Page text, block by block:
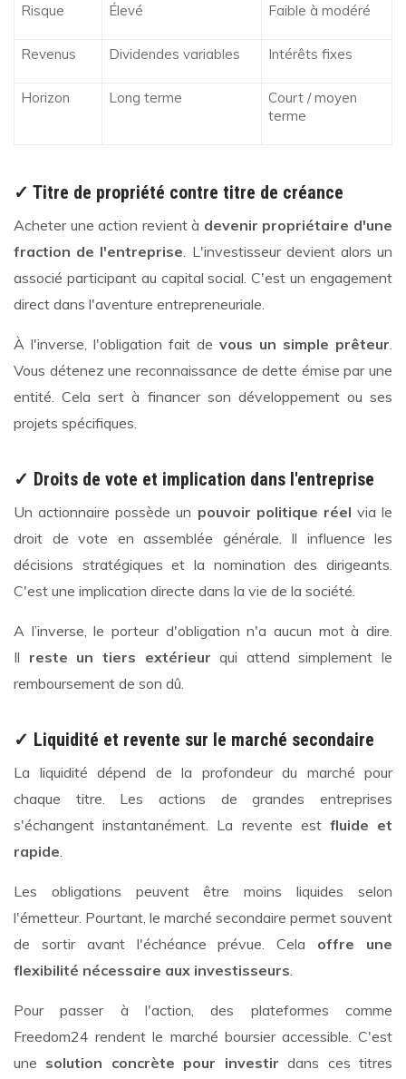
Risque Élevé Faible à modéré
Revenus Dividendes variables Intérêts fixes
Horizon Long terme
Court / moyen
terme
✓ Titre de propriété contre titre de créance
Acheter une action revient à devenir propriétaire d'une
fraction de l'entreprise . L'investisseur devient alors un
associé participant au capital social. C'est un engagement
direct dans l'aventure entrepreneuriale.
À l'inverse, l'obligation fait de vous un simple prêteur
Vous détenez une reconnaissance de dette émise par une
entité. Cela sert à financer son développement ou ses
projets spécifiques.
✓ Droits de vote et implication dans l'entreprise
Un actionnaire possède un pouvoir politique réel via le
droit de vote en assemblée générale. Il influence les
décisions stratégiques et la nomination des dirigeants.
C'est une implication directe dans la vie de la société.
A l’inverse, le porteur d'obligation n'a aucun mot à dire.
Il reste un tiers extérieur qui attend simplement le
remboursement de son dû.
✓ Liquidité et revente sur le marché secondaire
La liquidité dépend de la profondeur du marché pour
chaque titre. Les actions de grandes entreprises
s'échangent instantanément. La revente est fluide et
rapide
Les obligations peuvent être moins liquides selon
l'émetteur. Pourtant, le marché secondaire permet souvent
de sortir avant l'échéance prévue. Cela offre une
flexibilité nécessaire aux investisseurs
Pour passer à l'action, des plateformes comme
Freedom24 rendent le marché boursier accessible. C'est
une solution concrète pour investir dans ces titres